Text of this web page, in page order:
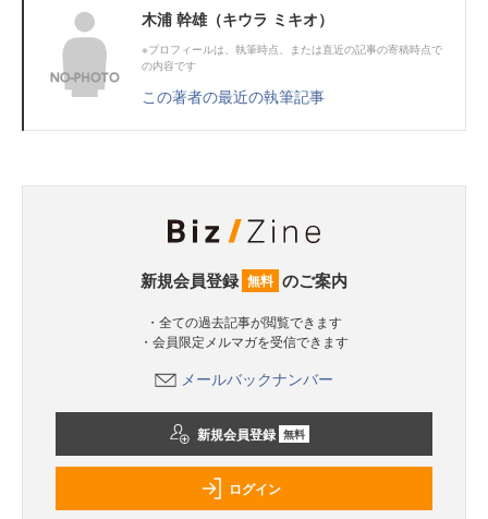
木浦 幹雄（キウラ ミキオ）
※プロフィールは、執筆時点、または直近の記事の寄稿時点で
の内容です
この著者の最近の執筆記事
新規会員登録 無料 のご案内
・全ての過去記事が閲覧できます
・会員限定メルマガを受信できます
メールバックナンバー
新規会員登録 無料
ログイン